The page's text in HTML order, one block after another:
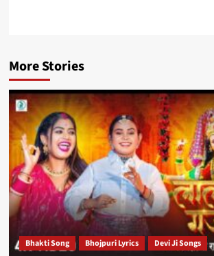
More Stories
Bhakti Song Bhojpuri Lyrics Devi Ji Songs